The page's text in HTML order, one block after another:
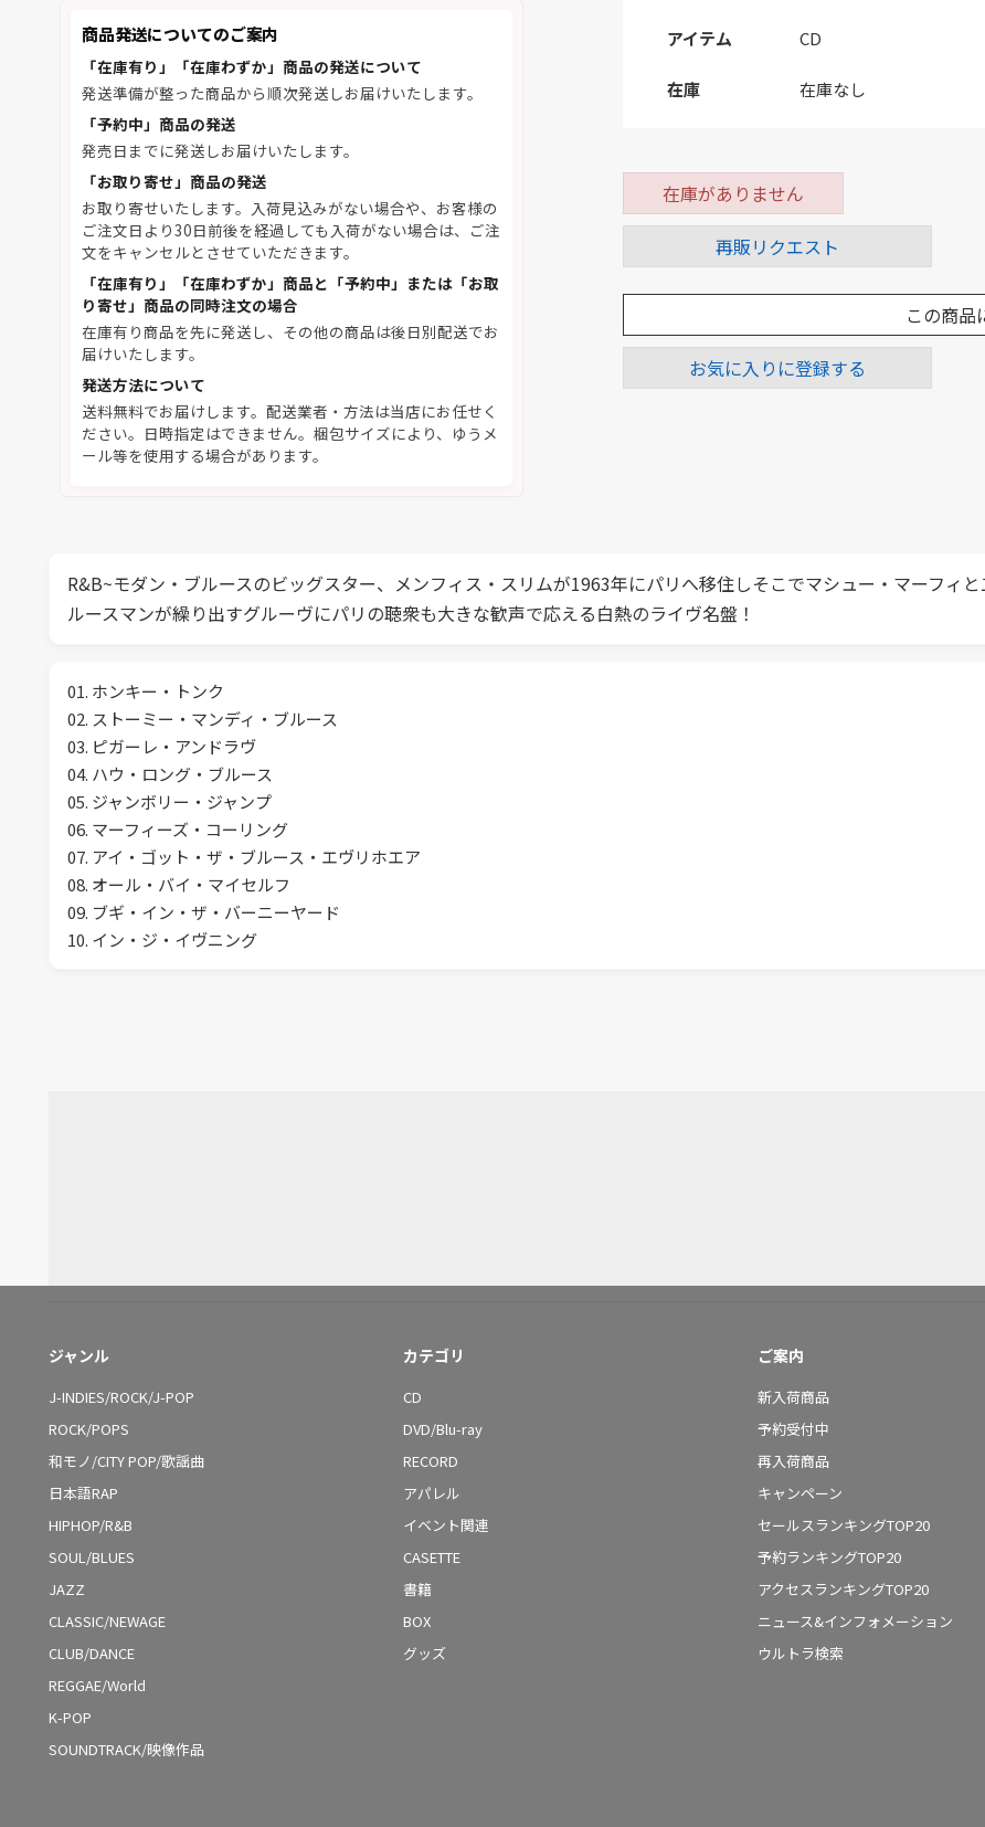
商品発送についてのご案内
「在庫有り」「在庫わずか」商品の発送について
発送準備が整った商品から順次発送しお届けいたします。
「予約中」商品の発送
発売日までに発送しお届けいたします。
「お取り寄せ」商品の発送
お取り寄せいたします。入荷見込みがない場合や、お客様の
ご注文日より30日前後を経過しても入荷がない場合は、ご注
文をキャンセルとさせていただきます。
「在庫有り」「在庫わずか」商品と「予約中」または「お取
り寄せ」商品の同時注文の場合
在庫有り商品を先に発送し、その他の商品は後日別配送でお
届けいたします。
発送方法について
送料無料でお届けします。配送業者・方法は当店にお任せく
ださい。日時指定はできません。梱包サイズにより、ゆうメ
ール等を使用する場合があります。
アイテム CD
在庫 在庫なし
在庫がありません
再販リクエスト
この商品
お気に入りに登録する
R&B~モダン・ブルースのビッグスター、メンフィス・スリムが1963年にパリへ移住しそこでマシュー・マーフィ
ルースマンが繰り出すグルーヴにパリの聴衆も大きな歓声で応える白熱のライヴ名盤！
01. ホンキー・トンク
02. ストーミー・マンディ・ブルース
03. ピガーレ・アンドラヴ
04. ハウ・ロング・ブルース
05. ジャンボリー・ジャンプ
06. マーフィーズ・コーリング
07. アイ・ゴット・ザ・ブルース・エヴリホエア
08. オール・バイ・マイセルフ
09. ブギ・イン・ザ・バーニーヤード
10. イン・ジ・イヴニング
ジャンル
J-INDIES/ROCK/J-POP
ROCK/POPS
和モノ/CITY POP/歌謡曲
日本語RAP
HIPHOP/R&B
SOUL/BLUES
JAZZ
CLASSIC/NEWAGE
CLUB/DANCE
REGGAE/World
K-POP
SOUNDTRACK/映像作品
カテゴリ
CD
DVD/Blu-ray
RECORD
アパレル
イベント関連
CASETTE
書籍
BOX
グッズ
ご案内
新入荷商品
予約受付中
再入荷商品
キャンペーン
セールスランキングTOP20
予約ランキングTOP20
アクセスランキングTOP20
ニュース&インフォメーション
ウルトラ検索